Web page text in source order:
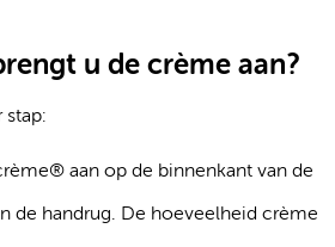
u de crème aan?
stap:
aan op de binnenkant van de
de handrug. De hoeveelheid crème